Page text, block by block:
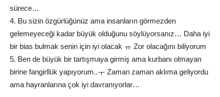
sürece…
4. Bu sizin özgürlüğünüz ama insanların görmezden
gelemeyeceği kadar büyük olduğunu söylüyorsanız… Daha iyi
bir bias bulmak senin için iyi olacak ㅠ Zor olacağını biliyorum
5. Ben de büyük bir tartışmaya girmiş ama kurbanı olmayan
birine fangirllük yapıyorum..ㅜ Zaman zaman aklıma geliyordu
ama hayranlarına çok iyi davranıyorlar…